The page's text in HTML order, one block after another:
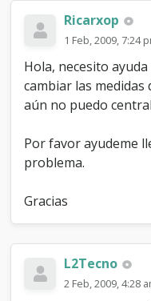
Ricarxop
1 Feb, 2009, 7:24
Hola, necesito
cambiar las
aún no puedo
Por favor ayudeme
problema.
Gracias
L2Tecno
2 Feb, 2009, 4:28